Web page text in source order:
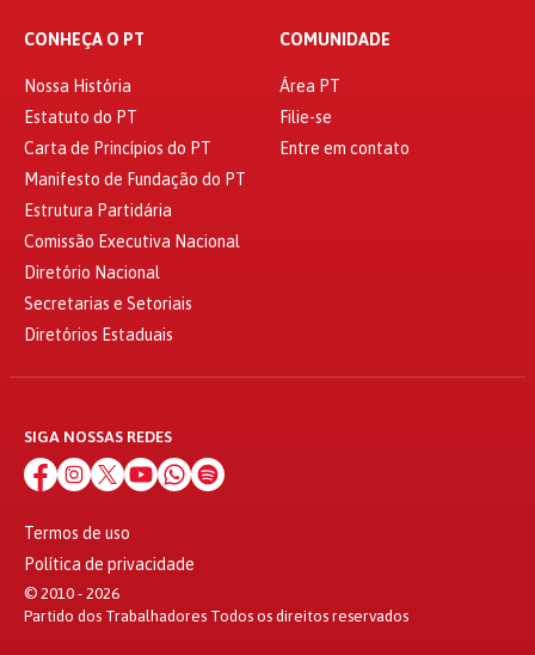
CONHEÇA O PT
Nossa História
Estatuto do PT
Carta de Princípios do PT
Manifesto de Fundação do PT
Estrutura Partidária
Comissão Executiva Nacional
Diretório Nacional
Secretarias e Setoriais
Diretórios Estaduais
COMUNIDADE
Área PT
Filie-se
Entre em contato
SIGA NOSSAS REDES
Termos de uso
Política de privacidade
© 2010 - 2026
Partido dos Trabalhadores Todos os direitos reservados